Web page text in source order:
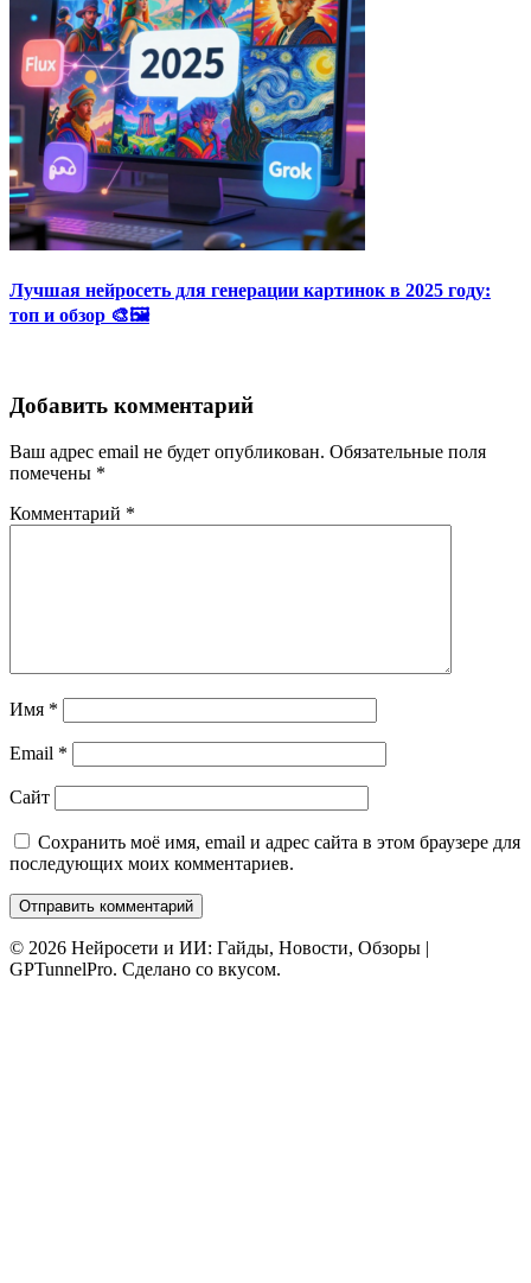
Лучшая нейросеть для генерации картинок в 2025 году:
топ и обзор 🎨🖼️
Добавить комментарий
Ваш адрес email не будет опубликован. Обязательные поля
помечены *
Комментарий *
Имя *
Email *
Сайт
Сохранить моё имя, email и адрес сайта в этом браузере для
последующих моих комментариев.
© 2026 Нейросети и ИИ: Гайды, Новости, Обзоры |
GPTunnelPro. Сделано со вкусом.